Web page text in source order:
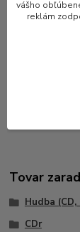
4 Budúcnosť
5 A.B.A.B. (All
Tovar
Hudba (CD,
CDr
vášho
reklám